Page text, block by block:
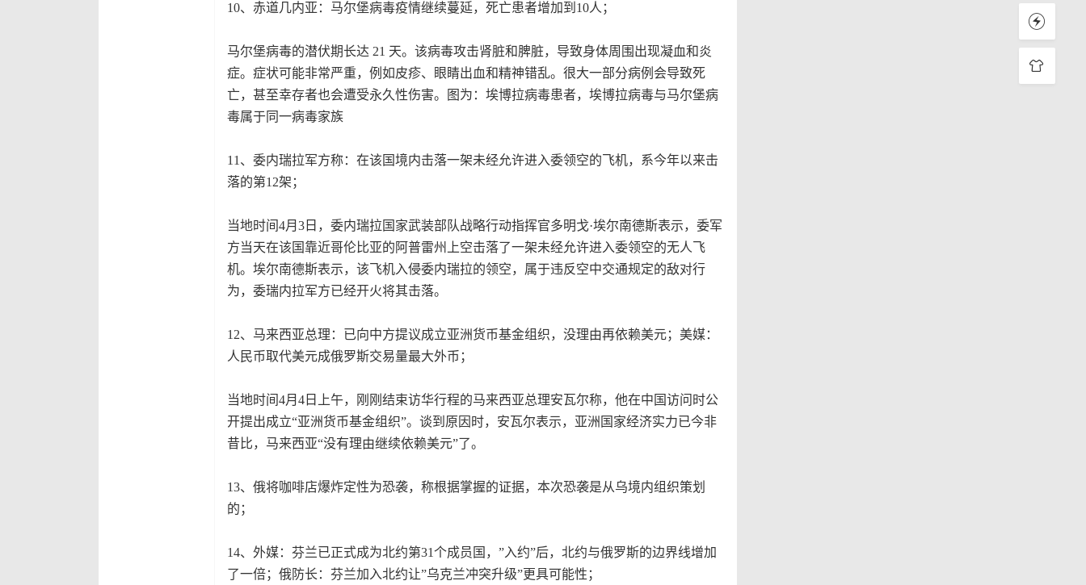
10、赤道几内亚：马尔堡病毒疫情继续蔓延，死亡患者增加到10人；
马尔堡病毒的潜伏期长达 21 天。该病毒攻击肾脏和脾脏，导致身体周围出现凝血和炎
症。症状可能非常严重，例如皮疹、眼睛出血和精神错乱。很大一部分病例会导致死
亡，甚至幸存者也会遭受永久性伤害。图为：埃博拉病毒患者，埃博拉病毒与马尔堡病
毒属于同一病毒家族
11、委内瑞拉军方称：在该国境内击落一架未经允许进入委领空的飞机，系今年以来击
落的第12架；
当地时间4月3日，委内瑞拉国家武装部队战略行动指挥官多明戈·埃尔南德斯表示，委军
方当天在该国靠近哥伦比亚的阿普雷州上空击落了一架未经允许进入委领空的无人飞
机。埃尔南德斯表示，该飞机入侵委内瑞拉的领空，属于违反空中交通规定的敌对行
为，委瑞内拉军方已经开火将其击落。
12、马来西亚总理：已向中方提议成立亚洲货币基金组织，没理由再依赖美元；美媒：
人民币取代美元成俄罗斯交易量最大外币；
当地时间4月4日上午，刚刚结束访华行程的马来西亚总理安瓦尔称，他在中国访问时公
开提出成立“亚洲货币基金组织”。谈到原因时，安瓦尔表示，亚洲国家经济实力已今非
昔比，马来西亚“没有理由继续依赖美元”了。
13、俄将咖啡店爆炸定性为恐袭，称根据掌握的证据，本次恐袭是从乌境内组织策划
的；
14、外媒：芬兰已正式成为北约第31个成员国，”入约”后，北约与俄罗斯的边界线增加
了一倍；俄防长：芬兰加入北约让”乌克兰冲突升级”更具可能性；